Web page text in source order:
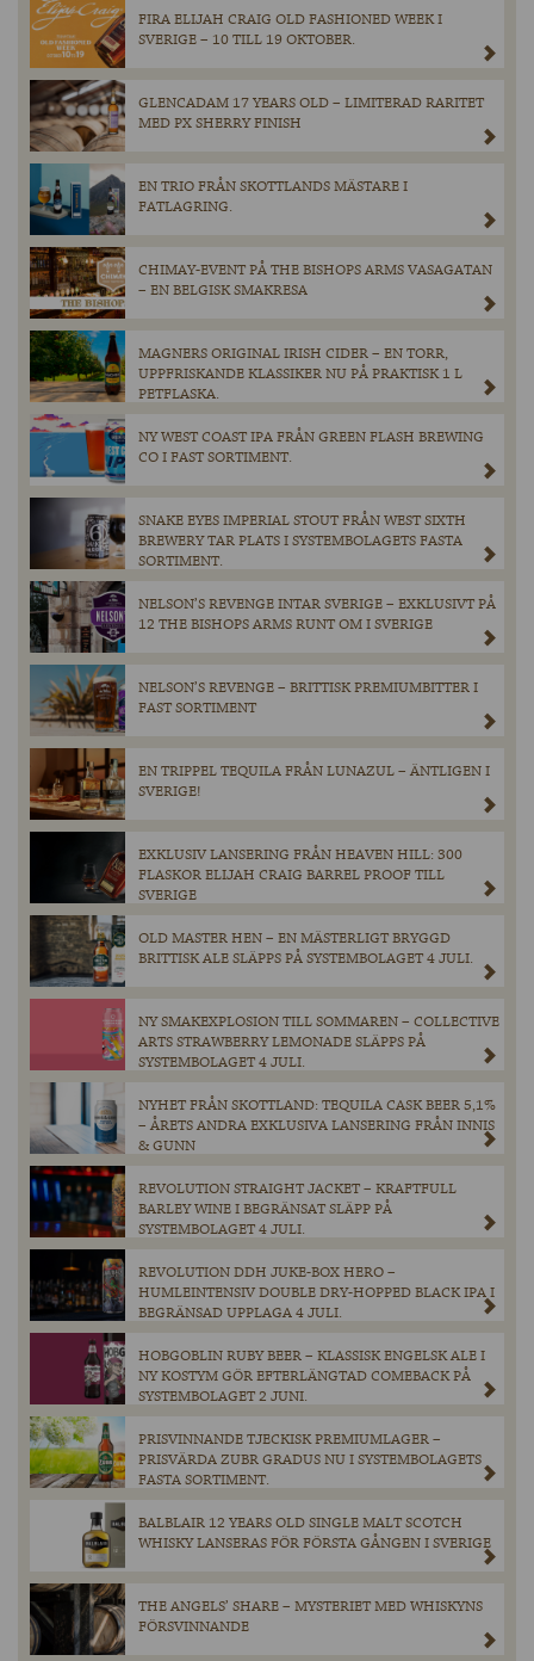
FIRA ELIJAH CRAIG OLD FASHIONED WEEK I
SVERIGE – 10 TILL 19 OKTOBER.
GLENCADAM 17 YEARS OLD – LIMITERAD RARITET
MED PX SHERRY FINISH
EN TRIO FRÅN SKOTTLANDS MÄSTARE I
FATLAGRING.
CHIMAY-EVENT PÅ THE BISHOPS ARMS VASAGATAN
– EN BELGISK SMAKRESA
MAGNERS ORIGINAL IRISH CIDER – EN TORR,
UPPFRISKANDE KLASSIKER NU PÅ PRAKTISK 1 L
PETFLASKA.
NY WEST COAST IPA FRÅN GREEN FLASH BREWING
CO I FAST SORTIMENT.
SNAKE EYES IMPERIAL STOUT FRÅN WEST SIXTH
BREWERY TAR PLATS I SYSTEMBOLAGETS FASTA
SORTIMENT.
NELSON’S REVENGE INTAR SVERIGE – EXKLUSIVT PÅ
12 THE BISHOPS ARMS RUNT OM I SVERIGE
NELSON’S REVENGE – BRITTISK PREMIUMBITTER I
FAST SORTIMENT
EN TRIPPEL TEQUILA FRÅN LUNAZUL – ÄNTLIGEN I
SVERIGE!
EXKLUSIV LANSERING FRÅN HEAVEN HILL: 300
FLASKOR ELIJAH CRAIG BARREL PROOF TILL
SVERIGE
OLD MASTER HEN – EN MÄSTERLIGT BRYGGD
BRITTISK ALE SLÄPPS PÅ SYSTEMBOLAGET 4 JULI.
NY SMAKEXPLOSION TILL SOMMAREN – COLLECTIVE
ARTS STRAWBERRY LEMONADE SLÄPPS PÅ
SYSTEMBOLAGET 4 JULI.
NYHET FRÅN SKOTTLAND: TEQUILA CASK BEER 5,1%
– ÅRETS ANDRA EXKLUSIVA LANSERING FRÅN INNIS
& GUNN
REVOLUTION STRAIGHT JACKET – KRAFTFULL
BARLEY WINE I BEGRÄNSAT SLÄPP PÅ
SYSTEMBOLAGET 4 JULI.
REVOLUTION DDH JUKE-BOX HERO –
HUMLEINTENSIV DOUBLE DRY-HOPPED BLACK IPA I
BEGRÄNSAD UPPLAGA 4 JULI.
HOBGOBLIN RUBY BEER – KLASSISK ENGELSK ALE I
NY KOSTYM GÖR EFTERLÄNGTAD COMEBACK PÅ
SYSTEMBOLAGET 2 JUNI.
PRISVINNANDE TJECKISK PREMIUMLAGER –
PRISVÄRDA ZUBR GRADUS NU I SYSTEMBOLAGETS
FASTA SORTIMENT.
BALBLAIR 12 YEARS OLD SINGLE MALT SCOTCH
WHISKY LANSERAS FÖR FÖRSTA GÅNGEN I SVERIGE
THE ANGELS’ SHARE – MYSTERIET MED WHISKYNS
FÖRSVINNANDE